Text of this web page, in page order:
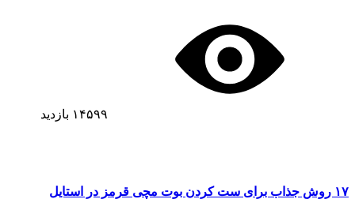
۱۴۵۹۹ بازدید
۱۷ روش جذاب برای ست کردن بوت مچی قرمز در استایل